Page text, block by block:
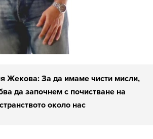
Жекова: За да имаме чисти мисли,
да започнем с почистване на
около нас